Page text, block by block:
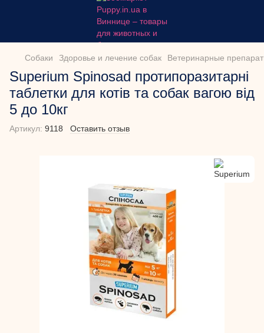
Собаки Здоровье и лечение собак Ветеринарные
Superium Spinosad протипоразитарні
таблетки для котів та собак вагою від
5 до 10кг
Артикул: 9118 Оставить отзыв